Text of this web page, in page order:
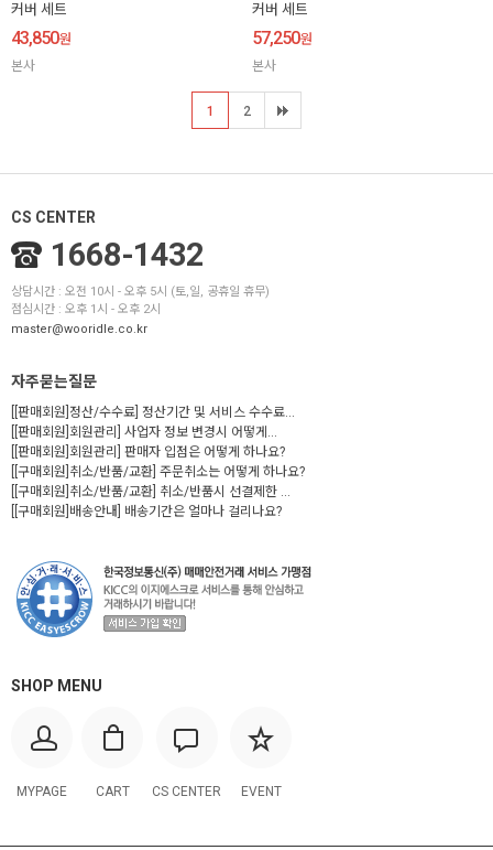
커버 세트
43,850원
본사
커버 세트
57,250원
본사
1 2
CS CENTER
1668-1432
상담시간 : 오전 10시 - 오후 5시 (토,일, 공휴일 휴무)
점심시간 : 오후 1시 - 오후 2시
master@wooridle.co.kr
자주묻는질문
[[판매회원]정산/수수료] 정산기간 및 서비스 수수료...
[[판매회원]회원관리] 사업자 정보 변경시 어떻게...
[[판매회원]회원관리] 판매자 입점은 어떻게 하나요?
[[구매회원]취소/반품/교환] 주문취소는 어떻게 하나요?
[[구매회원]취소/반품/교환] 취소/반품시 선결제한 ...
[[구매회원]배송안내] 배송기간은 얼마나 걸리나요?
SHOP MENU
MYPAGE CART CS CENTER EVENT